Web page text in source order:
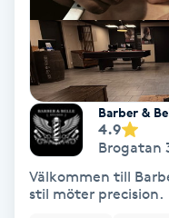
Healing
Herrklippning
HIFU
Hollywood Peel
Barber &
4.9
Brogatan
Välkommen till
stil möter precision.